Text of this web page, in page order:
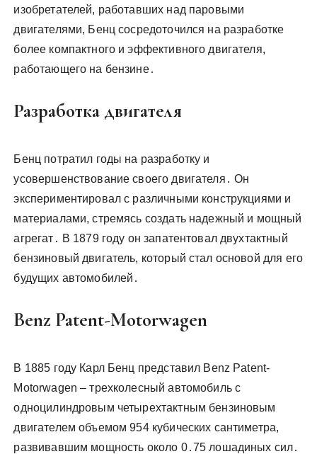
изобретателей, работавших над паровыми
двигателями, Бенц сосредоточился на разработке
более компактного и эффективного двигателя,
работающего на бензине․
Разработка двигателя
Бенц потратил годы на разработку и
усовершенствование своего двигателя․ Он
экспериментировал с различными конструкциями и
материалами, стремясь создать надежный и мощный
агрегат․ В 1879 году он запатентовал двухтактный
бензиновый двигатель, который стал основой для его
будущих автомобилей․
Benz Patent-Motorwagen
В 1885 году Карл Бенц представил Benz Patent-
Motorwagen – трехколесный автомобиль с
одноцилиндровым четырехтактным бензиновым
двигателем объемом 954 кубических сантиметра,
развивавшим мощность около 0․75 лошадиных сил․